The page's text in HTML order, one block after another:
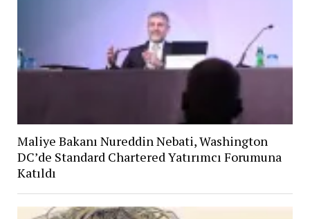
Maliye Bakanı Nureddin Nebati, Washington
DC’de Standard Chartered Yatırımcı Forumuna
Katıldı